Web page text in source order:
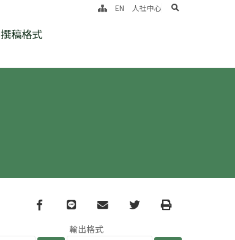
撰稿格式
EN 人社中心 search
Facebook
line email TwitterPrint
輸出格式